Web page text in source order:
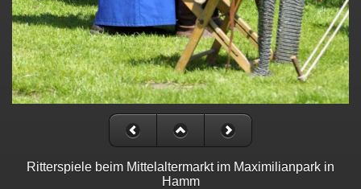
Ritterspiele beim Mittelaltermarkt im Maximilianpark in
Hamm